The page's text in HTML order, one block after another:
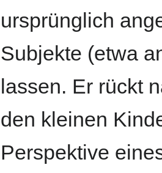
ursprünglich
Subjekte (etwa
lassen. Er rückt
den kleinen
Perspektive